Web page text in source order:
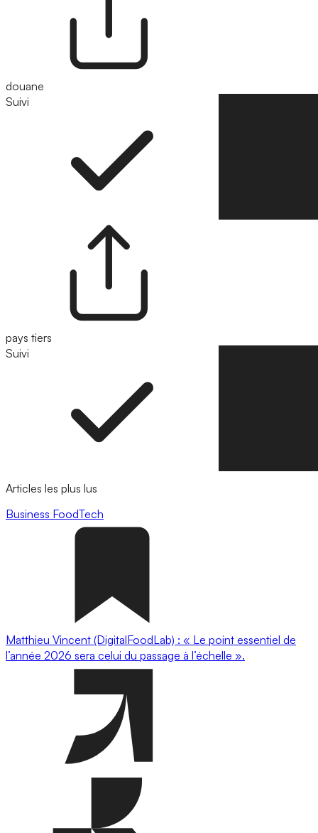
douane
Suivi
pays tiers
Suivi
Articles les plus lus
Business FoodTech
Matthieu Vincent (DigitalFoodLab) : « Le point essentiel de
l’année 2026 sera celui du passage à l’échelle ».